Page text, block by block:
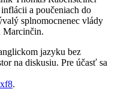
a poučeniach do
splnomocnenec vlády
Marcinčin.
jazyku bez
na diskusiu. Pre účasť sa
.